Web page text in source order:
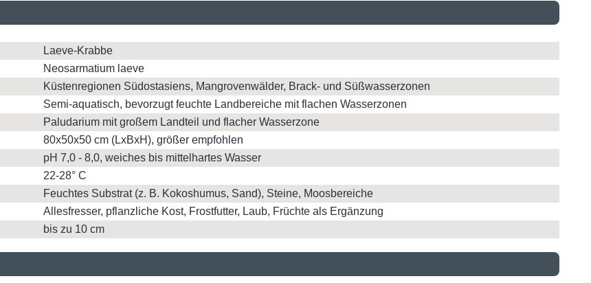
Laeve-Krabbe
Neosarmatium laeve
Küstenregionen Südostasiens, Mangrovenwälder, Brack- und Süßwasserzonen
Semi-aquatisch, bevorzugt feuchte Landbereiche mit flachen Wasserzonen
Paludarium mit großem Landteil und flacher Wasserzone
80x50x50 cm (LxBxH), größer empfohlen
pH 7,0 - 8,0, weiches bis mittelhartes Wasser
22-28° C
Feuchtes Substrat (z. B. Kokoshumus, Sand), Steine, Moosbereiche
Allesfresser, pflanzliche Kost, Frostfutter, Laub, Früchte als Ergänzung
bis zu 10 cm